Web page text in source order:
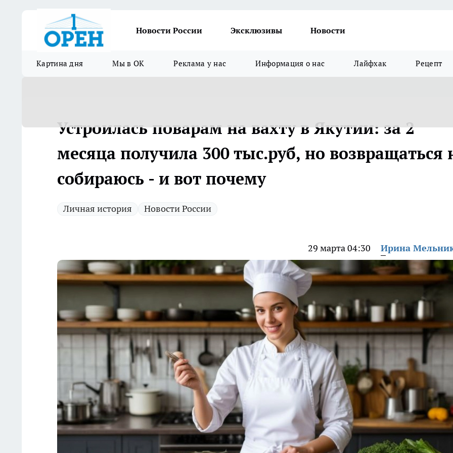
Новости России Эксклюзивы Новости
Картина дня Мы в ОК Реклама у нас Информация о нас Лайфхак Рецепт
Устроилась поварам на вахту в Якутии: за 2
месяца получила 300 тыс.руб, но возвращаться
собираюсь - и вот почему
Личная история Новости России
29 марта 04:30 Ирина